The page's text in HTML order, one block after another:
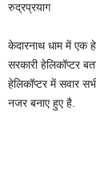
रुद्रप्रयाग
केदारनाथ धाम में एक
सरकारी हेलिकॉप्टर
हेलिकॉप्टर में सवार
नजर बनाए हुए है.